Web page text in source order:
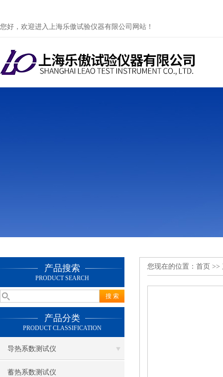
您好，欢迎进入上海乐傲试验仪器有限公司网站！
产品搜索
PRODUCT SEARCH
产品分类
PRODUCT CLASSIFICATION
导热系数测试仪
蓄热系数测试仪
您现在的位置： 首页 >>